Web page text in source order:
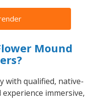
Mound
with qualified, native-
immersive,